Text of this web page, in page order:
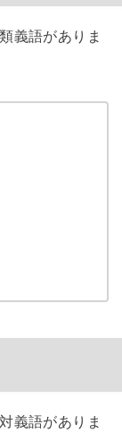
義語がありま
義語がありま